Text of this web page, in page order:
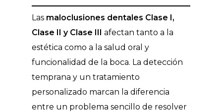
Las maloclusiones dentales Clase I,
Clase II y Clase III afectan tanto a la
estética como a la salud oral y
funcionalidad de la boca. La detección
temprana y un tratamiento
personalizado marcan la diferencia
entre un problema sencillo de resolver